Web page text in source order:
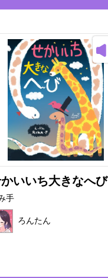
いいち大きなへび
手
ろんたん